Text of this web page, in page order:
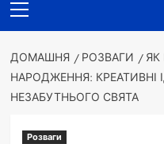
меню
ДОМАШНЯ РОЗВАГИ
ЯК
НАРОДЖЕННЯ: КРЕАТИВНІ
НЕЗАБУТНЬОГО СВЯТА
Розваги